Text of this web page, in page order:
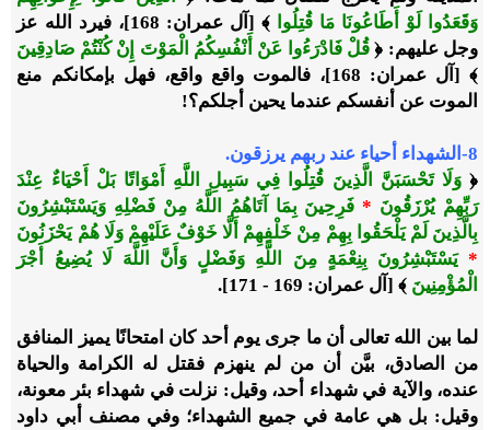
وَقَعَدُوا لَوْ أَطَاعُونَا مَا قُتِلُوا
﴾ [آل عمران: 168]، فيرد الله عز
وجل عليهم: ﴿قُلْ فَادْرَءُوا عَنْ أَنْفُسِكُمُ الْمَوْتَ إِنْ كُنْتُمْ صَادِقِينَ
﴾ [آل عمران: 168]، فالموت واقع واقع، فهل بإمكانكم منع
الموت عن أنفسكم عندما يحين أجلكم؟!
8-الشهداء أحياء عند ربهم يرزقون.
﴿وَلَا تَحْسَبَنَّ الَّذِينَ قُتِلُوا فِي سَبِيلِ اللَّهِ أَمْوَاتًا بَلْ أَحْيَاءٌ عِنْدَ
رَبِّهِمْ يُرْزَقُونَ *فَرِحِينَ بِمَا آتَاهُمُ اللَّهُ مِنْ فَضْلِهِ وَيَسْتَبْشِرُونَ
بِالَّذِينَ لَمْ يَلْحَقُوا بِهِمْ مِنْ خَلْفِهِمْ أَلَّا خَوْفٌ عَلَيْهِمْ وَلَا هُمْ يَحْزَنُونَ
* يَسْتَبْشِرُونَ بِنِعْمَةٍ مِنَ اللَّهِ وَفَضْلٍ وَأَنَّ اللَّهَ لَا يُضِيعُ أَجْرَ
الْمُؤْمِنِينَ ﴾ [آل عمران: 169 - 171].
لما بين الله تعالى أن ما جرى يوم أحد كان امتحانًا يميز المنافق
من الصادق، بيَّن أن من لم ينهزم فقتل له الكرامة والحياة
عنده، والآية في شهداء أحد، وقيل: نزلت في شهداء بئر معونة،
وقيل: بل هي عامة في جميع الشهداء؛ وفي مصنف أبي داود